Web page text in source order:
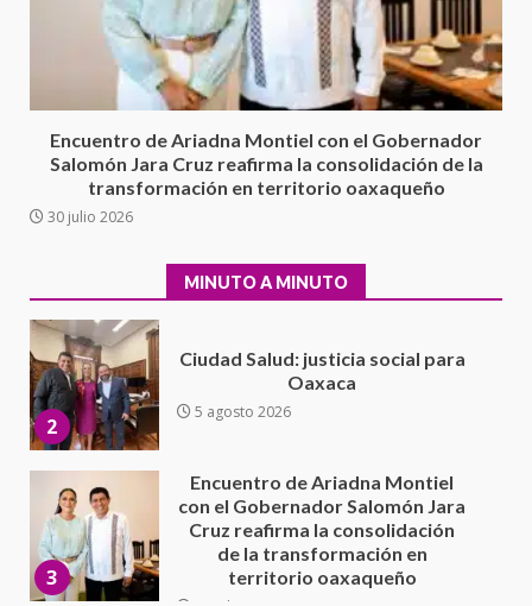
Encuentro de Ariadna Montiel con el Gobernador
Salomón Jara Cruz reafirma la consolidación de la
transformación en territorio oaxaqueño
30 julio 2026
MINUTO A MINUTO
Exhorta Poder Legislativo al
IEEPO y al Iocied a realizar una
evaluación técnica y estructural
integral de las instalaciones de la
Moisés Sáenz Garza
5 agosto 2026
5 agosto 2026
3
con el Gobernador Salomón Jara
Cruz reafirma la consolidación
de la transformación en
4
Secretaría de Gobierno refuerza
presencia institucional en San
Juan Mazatlán
20 julio 2026